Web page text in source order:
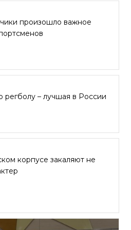
произошло важное
– лучшая в России
корпусе закаляют не